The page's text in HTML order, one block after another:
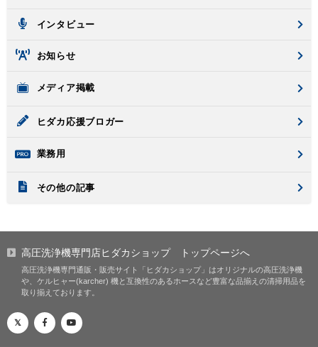
インタビュー
お知らせ
メディア掲載
ヒダカ応援ブロガー
業務用
その他の記事
高圧洗浄機専門店ヒダカショップ トップページへ
高圧洗浄機専門通販・販売サイト「ヒダカショップ」はオリジナルの高圧洗浄機
や、ケルヒャー(karcher) 機と互換性のあるホースなど豊富な品揃えの清掃用品を
取り揃えております。